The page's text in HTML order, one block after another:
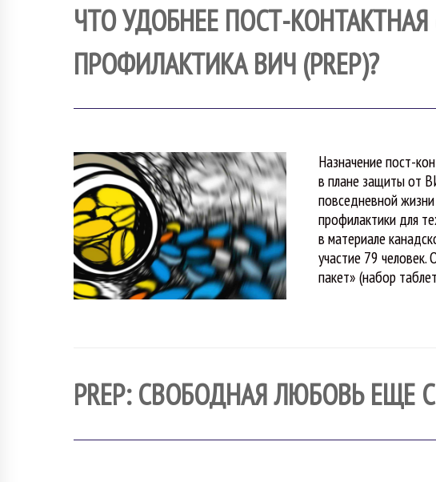
ЧТО УДОБНЕЕ ПОСТ-
ПРОФИЛАКТИКА ВИЧ (PREP)?
Назначение пост-
в плане защиты от
повседневной
профилактики для
в материале
участие 79
пакет» (набор
PREP: СВОБОДНАЯ ЛЮБОВЬ ЕЩЕ